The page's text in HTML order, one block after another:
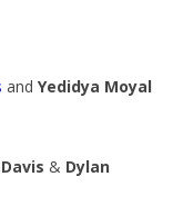
and Yedidya Moyal
& Dylan